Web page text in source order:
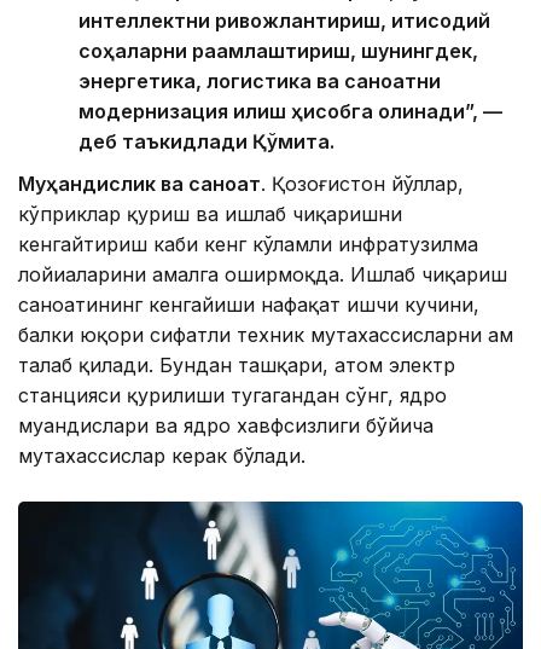
интеллектни ривожлантириш, иқтисодий
соҳаларни рақамлаштириш, шунингдек,
энергетика, логистика ва саноатни
модернизация қилиш ҳисобга олинади”, —
деб таъкидлади Қўмита.
Муҳандислик ва саноат. Қозоғистон йўллар,
кўприклар қуриш ва ишлаб чиқаришни
кенгайтириш каби кенг кўламли инфратузилма
лойиҳаларини амалга оширмоқда. Ишлаб чиқариш
саноатининг кенгайиши нафақат ишчи кучини,
балки юқори сифатли техник мутахассисларни ҳам
талаб қилади. Бундан ташқари, атом электр
станцияси қурилиши тугагандан сўнг, ядро
муҳандислари ва ядро хавфсизлиги бўйича
мутахассислар керак бўлади.